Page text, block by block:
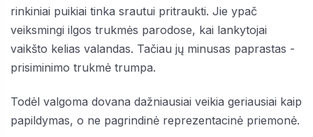
rinkiniai puikiai tinka srautui pritraukti. Jie ypač
veiksmingi ilgos trukmės parodose, kai lankytojai
vaikšto kelias valandas. Tačiau jų minusas paprastas -
prisiminimo trukmė trumpa.
Todėl valgoma dovana dažniausiai veikia geriausiai kaip
papildymas, o ne pagrindinė reprezentacinė priemonė.